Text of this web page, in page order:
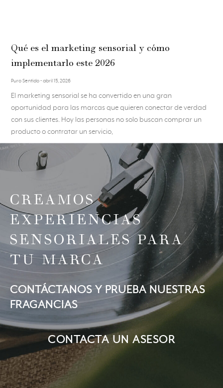
Qué es el marketing sensorial y cómo
implementarlo este 2026
Puro Sentido abril 15, 2026
El marketing sensorial se ha convertido en una gran
oportunidad para las marcas que quieren conectar de verdad
con sus clientes. Hoy las personas no solo buscan comprar un
producto o contratar un servicio,
CREAMOS
EXPERIENCIAS
SENSORIALES PARA
TU MARCA
CONTÁCTANOS Y PRUEBA NUESTRAS
FRAGANCIAS
CONTACTA UN ASESOR